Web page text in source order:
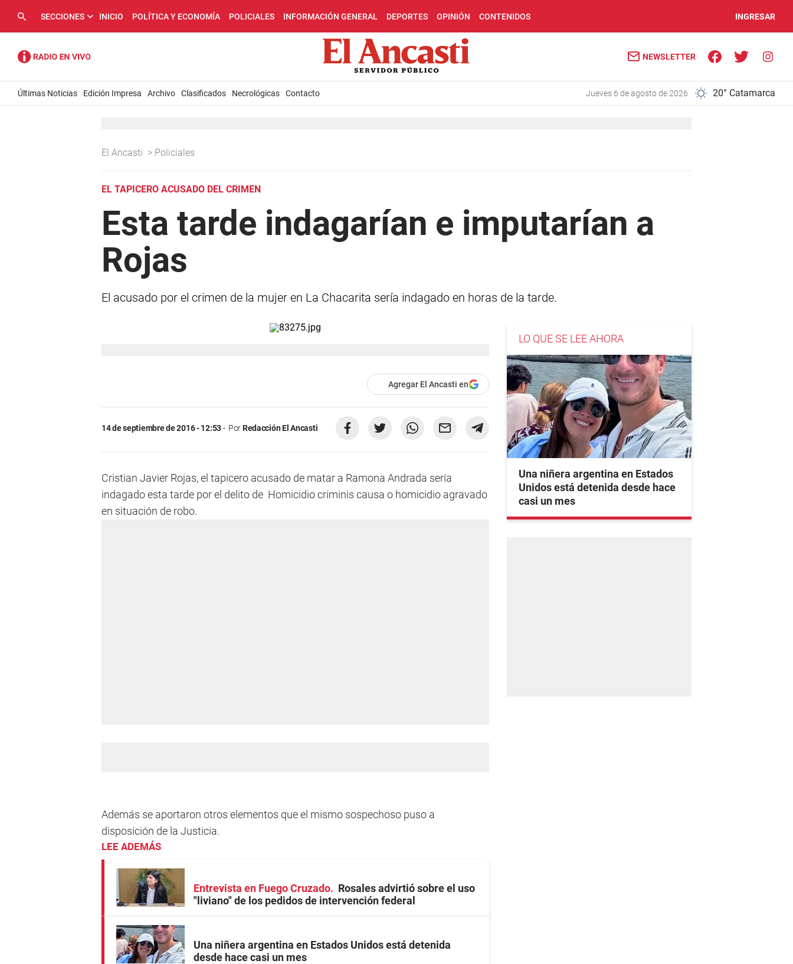
SECCIONES INICIO POLÍTICA Y ECONOMÍA POLICIALES INFORMACIÓN GENERAL DEPORTES OPINIÓN CONTENIDOS INGRESAR
NEWSLETTER
Últimas Noticias Edición Impresa Archivo Clasificados Necrológicas Contacto jueves 6 de agosto de 2026 20° Catamarca
El Ancasti > Policiales
EL TAPICERO ACUSADO DEL CRIMEN
Esta tarde indagarían e imputarían a
Rojas
El acusado por el crimen de la mujer en La Chacarita sería indagado en horas de la tarde.
Agregar El Ancasti en
14 de septiembre de 2016 - 12:53 PorRedacción El Ancasti
Cristian Javier Rojas, el tapicero acusado de matar a Ramona Andrada sería
indagado esta tarde por el delito de Homicidio criminis causa o homicidio agravado
en situación de robo.
Además se aportaron otros elementos que el mismo sospechoso puso a
disposición de la Justicia.
LEE ADEMÁS
Entrevista en Fuego Cruzado
Rosales advirtió sobre el uso
"liviano" de los pedidos de intervención federal
Una niñera argentina en Estados Unidos está detenida
desde hace casi un mes
LO QUE SE LEE AHORA
Una niñera argentina en Estados
Unidos está detenida desde hace
casi un mes